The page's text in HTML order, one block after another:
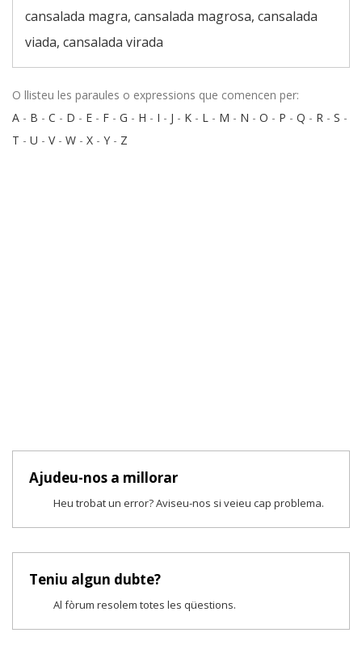
cansalada magra, cansalada magrosa, cansalada
viada, cansalada virada
O llisteu les paraules o expressions que comencen per:
A - B - C - D - E - F - G - H - I - J - K - L - M - N - O - P - Q - R - S -
T - U - V- W - X - Y - Z
Ajudeu-nos a millorar
Heu trobat un error? Aviseu-nos si veieu cap problema.
Teniu algun dubte?
Al fòrum resolem totes les qüestions.